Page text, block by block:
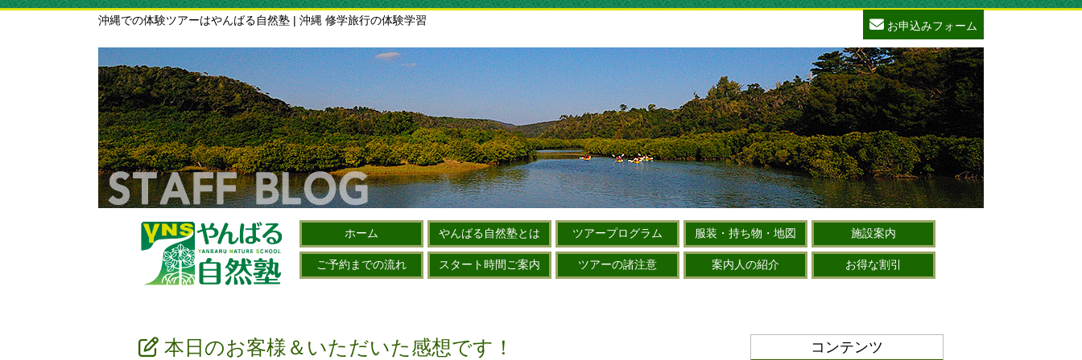
沖縄での体験ツアーはやんばる自然塾 | 沖縄 修学旅行の体験学習 お申込みフォーム
ホーム やんばる自然塾とは ツアープログラム 服装・持ち物・地図 施設案内
ご予約までの流れ スタート時間ご案内 ツアーの諸注意 案内人の紹介 お得な割引
本日のお客様＆いただいた感想です！ コンテンツ